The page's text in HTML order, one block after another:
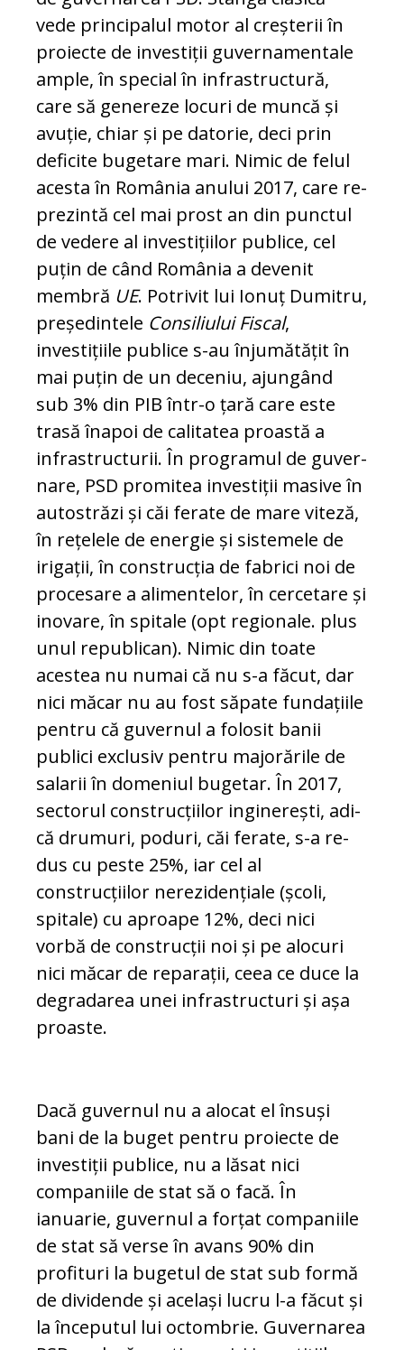
vede prin­cipalul mo­tor al creșterii în
proiecte de investiții gu­vernamentale
ample, în spe­cial în in­frastructură,
care să genereze lo­curi de mun­că și
avuție, chiar și pe da­to­rie, deci prin
deficite bugetare mari. Ni­mic de felul
acesta în România anului 2017, care re­
pre­zintă cel mai prost an din punctul
de ve­de­re al investițiilor publice, cel
puțin de când România a devenit
mem­bră UE. Po­trivit lui Ionuț Dumitru,
pre­ședintele Con­siliului Fiscal,
investițiile pu­blice s-au în­ju­mătățit în
mai puțin de un deceniu, ajungând
sub 3% din PIB în­tr-o țară care este
trasă înapoi de calitatea proastă a
infrastructurii. În programul de gu­ver­
na­re, PSD promitea investiții masive în
au­to­străzi și căi ferate de mare viteză,
în re­țelele de energie și sistemele de
iri­ga­ții, în construcția de fabrici noi de
pro­ce­sare a ali­mentelor, în cercetare și
inovare, în spi­tale (opt regionale. plus
unul repu­bli­can). Nimic din toate
acestea nu numai că nu s-a făcut, dar
nici măcar nu au fost săpate fun­dațiile
pentru că guvernul a fo­lo­sit ba­nii
publici exclusiv pentru ma­jo­ră­ri­le de
sa­la­rii în domeniul bugetar. În 2017,
sec­to­rul construcțiilor inginerești, adi­
că dru­­muri, poduri, căi ferate, s-a re­
dus cu pes­­te 25%, iar cel al
construcțiilor ne­re­zi­den­­țiale (școli,
spitale) cu aproape 12%, deci nici
vorbă de construcții noi și pe alocuri
nici măcar de reparații, ceea ce duce la
de­gra­da­rea unei infrastructuri și așa
proaste.
Dacă guvernul nu a alocat el însuși
bani de la buget pentru proiecte de
investiții pu­blice, nu a lăsat nici
companiile de stat să o facă. În
ianuarie, guvernul a forțat com­paniile
de stat să verse în avans 90% din
profituri la bugetul de stat sub formă
de dividende și același lucru l-a făcut și
la începutul lui octombrie. Guvernarea